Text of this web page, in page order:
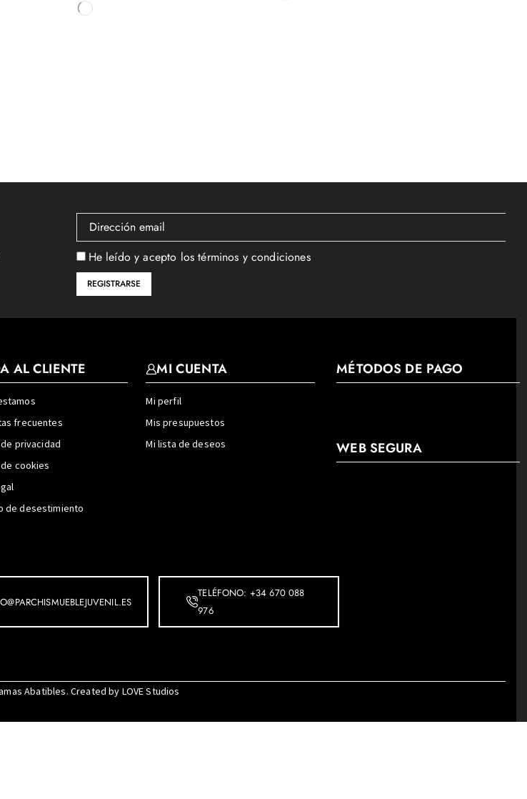
He leído y acepto los términos y condiciones
AL CLIENTE
frecuentes
privacidad
cookies
de desestimiento
MI CUENTA
Mi perfil
Mis presupuestos
Mi lista de deseos
MÉTODOS DE PAGO
WEB SEGURA
TELÉFONO: +34 670 088
976
Abatibles. Created by LOVE Studios